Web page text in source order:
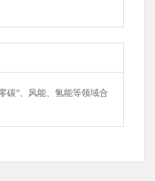
碳”、风能、氢能等领域合